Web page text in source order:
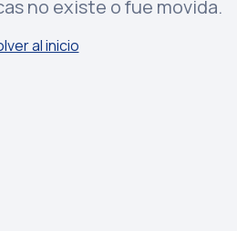
no existe o fue movida.
al inicio